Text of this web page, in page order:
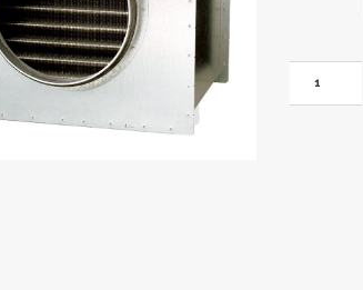
kiekis: